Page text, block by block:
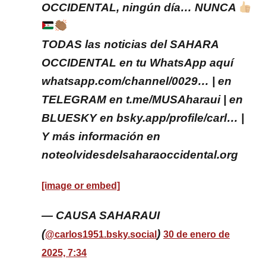
OCCIDENTAL, ningún día… NUNCA
TODAS las noticias del SAHARA
OCCIDENTAL en tu WhatsApp aquí
whatsapp.com/channel/0029… | en
TELEGRAM en t.me/MUSAharaui | en
BLUESKY en bsky.app/profile/carl… |
Y más información en
noteolvidesdelsaharaoccidental.org
[image or embed]
— CAUSA SAHARAUI
(@carlos1951.bsky.social ) 30 de enero de
2025, 7:34